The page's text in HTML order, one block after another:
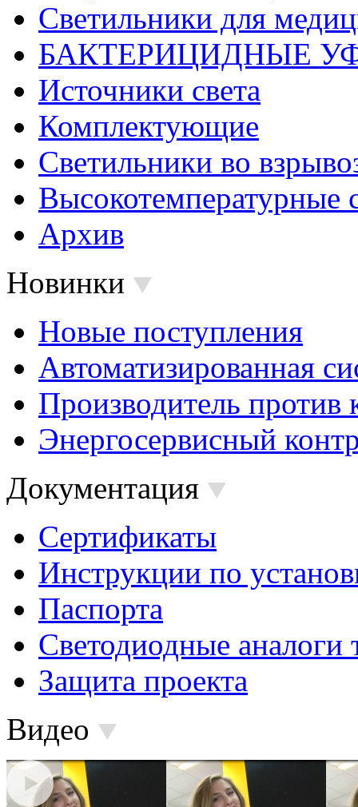
Светильники для
БАКТЕРИЦИДНЫЕ
Источники света
Комплектующие
Светильники во
Высокотемпературные
Архив
Новинки
Новые поступления
Автоматизированная
Производитель против
Энергосервисный
Документация
Сертификаты
Инструкции по
Паспорта
Светодиодные аналоги
Защита проекта
Видео